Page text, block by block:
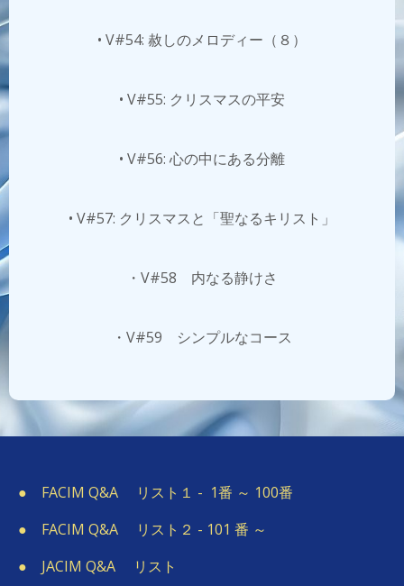
• V#54: 赦しのメロディー（８）
• V#55: クリスマスの平安
• V#56: 心の中にある分離
• V#57: クリスマスと「聖なるキリスト」
・V#58 内なる静けさ
・V#59 シンプルなコース
● FACIM Q&A リスト１ - 1番 ～ 100番
● FACIM Q&A リスト２ - 101 番 ～
● JACIM Q&A リスト